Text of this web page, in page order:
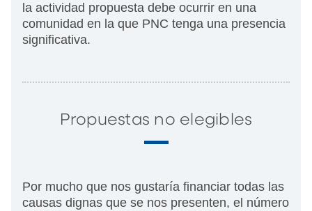
la actividad propuesta debe ocurrir en una
comunidad en la que PNC tenga una presencia
significativa.
Propuestas no elegibles
Por mucho que nos gustaría financiar todas las
causas dignas que se nos presenten, el número